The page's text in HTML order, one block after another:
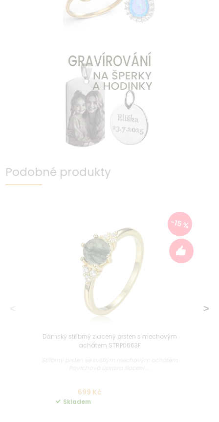
Podobné produkty
-15 %
Dámský stříbrný zlacený prsten s mechovým
achátem STRP0663F
699 Kč
Skladem